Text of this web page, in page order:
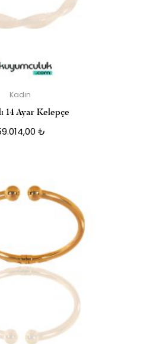
Kadın
14 Ayar Kelepçe
₺